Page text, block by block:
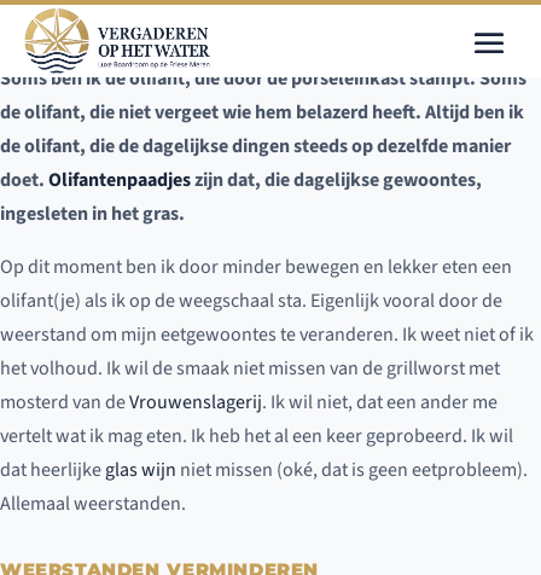
Soms ben ik de olifant, die door de porseleinkast stampt. Soms
de olifant, die niet vergeet wie hem belazerd heeft. Altijd ben ik
de olifant, die de dagelijkse dingen steeds op dezelfde manier
doet.Olifantenpaadjeszijn dat, die dagelijkse gewoontes,
ingesleten in het gras.
Op dit moment ben ik door minder bewegen en lekker eten een
olifant(je) als ik op de weegschaal sta. Eigenlijk vooral door de
weerstand om mijn eetgewoontes te veranderen. Ik weet niet of ik
het volhoud. Ik wil de smaak niet missen van de grillworst met
mosterd van deVrouwenslagerij. Ik wil niet, dat een ander me
vertelt wat ik mag eten. Ik heb het al een keer geprobeerd. Ik wil
dat heerlijkeglas wijn niet missen (oké, dat is geen eetprobleem).
Allemaal weerstanden.
WEERSTANDEN VERMINDEREN